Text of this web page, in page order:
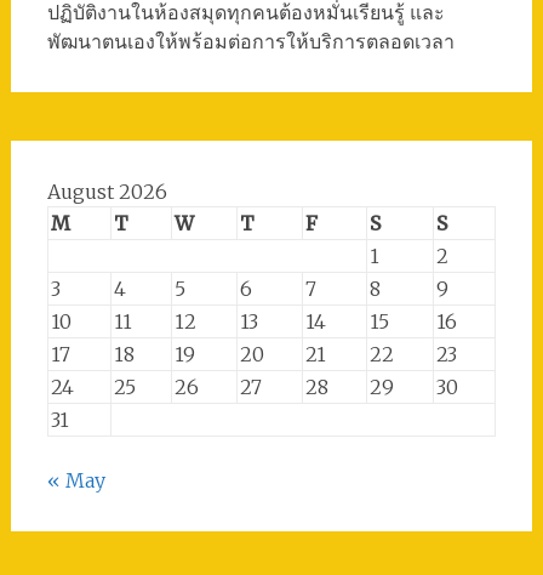
ปฏิบัติงานในห้องสมุดทุกคนต้องหมั่นเรียนรู้ และ
พัฒนาตนเองให้พร้อมต่อการให้บริการตลอดเวลา
August 2026
M
T W T F S
S
1
2
3
4 5 6 7 8
9
10
11 12 13 14 15
16
17
18 19 20 21 22
23
24
25 26 27 28 29
30
31
« May